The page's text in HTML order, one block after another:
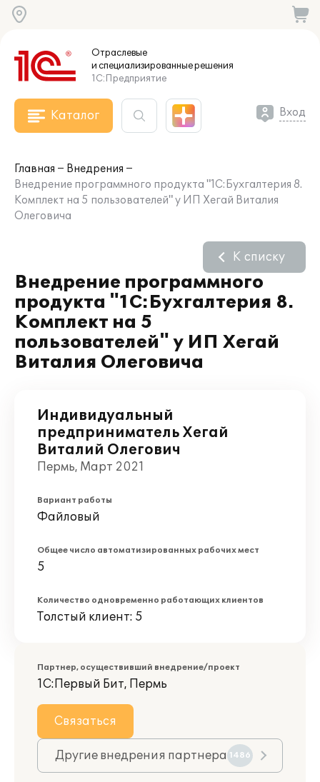
Отраслевые
и специализированныерешения
1С:Предприятие
Каталог Вход
Главная
Внедрения
Внедрение программного продукта "1С:Бухгалтерия 8.
Комплект на 5 пользователей" у ИП Хегай Виталия
Олеговича
Внедрение программного
продукта "1С:Бухгалтерия 8.
Комплект на 5
пользователей" у ИП Хегай
Виталия Олеговича
К списку
Индивидуальный
предприниматель Хегай
Виталий Олегович
Пермь, Март 2021
Вариант работы
Файловый
Общее число автоматизированных рабочих мест
5
Количество одновременно работающих клиентов
Толстый клиент: 5
Партнер, осуществивший внедрение/проект
1С:Первый Бит, Пермь
Связаться
Другие внедрения партнера 1486